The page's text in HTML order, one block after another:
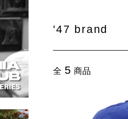
'47 brand
全 5 商品